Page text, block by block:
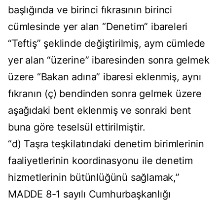
başlığında ve birinci fıkrasının birinci
cümlesinde yer alan “Denetim” ibareleri
“Teftiş” şeklinde değiştirilmiş, aym cümlede
yer alan “üzerine” ibaresinden sonra gelmek
üzere “Bakan adına” ibaresi eklenmiş, aynı
fıkranın (ç) bendinden sonra gelmek üzere
aşağıdaki bent eklenmiş ve sonraki bent
buna göre teselsül ettirilmiştir.
“d) Taşra teşkilatındaki denetim birimlerinin
faaliyetlerinin koordinasyonu ile denetim
hizmetlerinin bütünlüğünü sağlamak,”
MADDE 8-1 sayılı Cumhurbaşkanlığı